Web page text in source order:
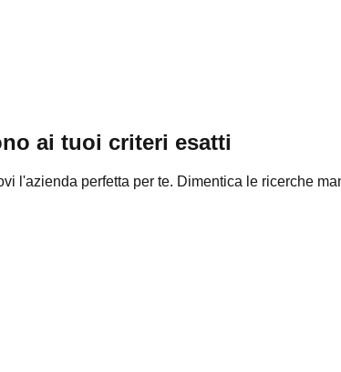
ai tuoi criteri esatti
l'azienda perfetta per te. Dimentica le ricerche